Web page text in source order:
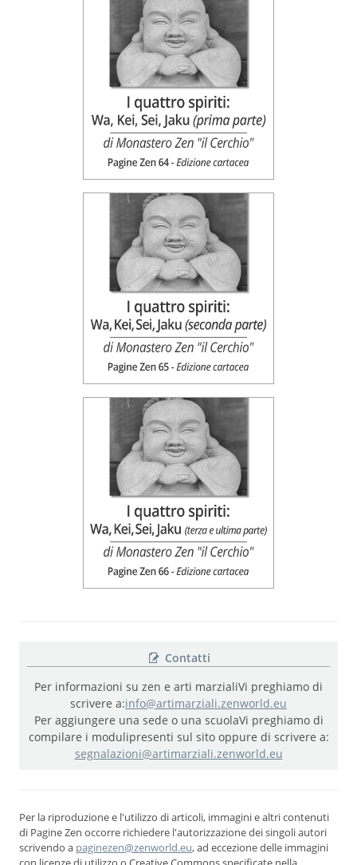
Contatti
Per informazioni su zen e arti marzialiVi preghiamo di
scrivere a:info@artimarziali.zenworld.eu
Per aggiungere una sede o una scuolaVi preghiamo di
compilare i modulipresenti sul sito oppure di scrivere a:
segnalazioni@artimarziali.zenworld.eu
Per la riproduzione e l'utilizzo di articoli, immagini e altri contenuti
di Pagine Zen occorre richiedere l'autorizzazione dei singoli autori
scrivendo a paginezen@zenworld.eu, ad eccezione delle immagini